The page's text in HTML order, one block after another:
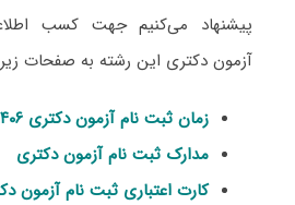
پیشنهاد می‌کنیم جهت کسب
آزمون دکتری این رشته به صفحات
زمان ثبت نام آزمون دکتری ۱۴۰۶
مدارک ثبت نام آزمون دکتری
کارت اعتباری ثبت نام آزمون